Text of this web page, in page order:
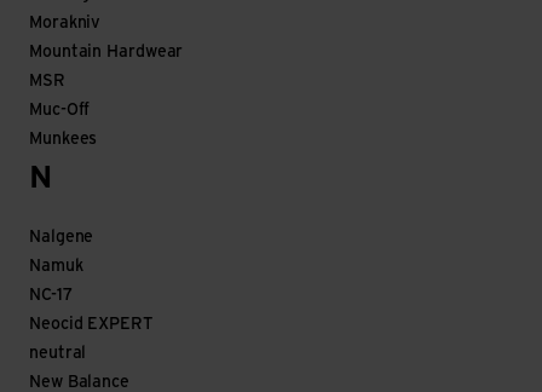
Morakniv
Mountain Hardwear
MSR
Muc-Off
Munkees
N
Nalgene
Namuk
NC-17
Neocid EXPERT
neutral
New Balance